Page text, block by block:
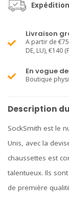
Livraison
A partir de €75
DE, LU), €140
En vogue
Boutique
Description
SockSmith est le
Unis, avec la
chaussettes est
talentueux. Ils
de première